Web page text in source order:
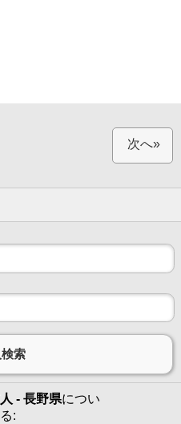
次へ»
- 長野県につい
: